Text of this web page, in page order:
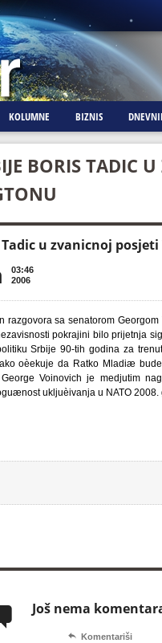
KOLUMNE BIZNIS
BORIS TADIC
u zvanicnoj
03:46
2006
razgovora sa senatorom
pokrajini bilo prijetnja
Srbije 90-tih godina za
oèekuje da Ratko Mladiæ
Voinovich je medjutim
ukljuèivanja u NATO
Još nema
 Komentariši